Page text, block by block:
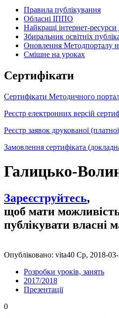
Правила публікування
Обласні ІППО
Найкращі інтернет-ресурси
Збиральник освітніх
Оновлення Методпорталу
Cмішне на уроках
Сертифікати
Сертифікати Методичного
Реєстр електронних версій
Реєстр заявок друкованої
Замовлення сертифіката
Галицько-
Зареєструйтесь,
щоб мати
публікувати власні
Опубліковано: vita40 Ср, 2018-
Розробки уроків, занять
2017/2018
Презентації
0